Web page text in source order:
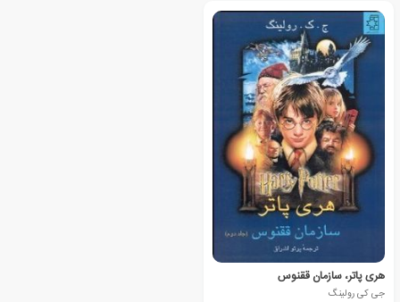
هری پاتر، سازمان ققنوس
جی کی رولینگ